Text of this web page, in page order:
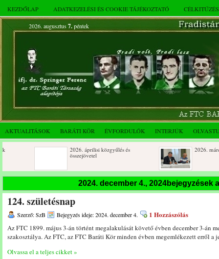
KEZDŐLAP ADATKEZELÉSI ÉS COOKIE TÁJÉKOZTATÓ
2026. augusztus 7.péntek
AKTUALITÁSOK BARÁTI KÖR ÉVFORDULÓK INTERJÚK
2026. áprilisi közgyűlés és
2026. márciusi
Születésnapi koszorúzások
Rendkívüli közgyűlés
novemberi
Az FTC Baráti Kör 2025. októberi
összejövetel
2024. december 4., 2024bejegyzések
124. születésnap
Szerző: SzB Bejegyzés ideje: 2024. december 4. 1 Hozzászólás
Az FTC 1899. május 3-án történt megalakulását követő évben december 3-án
szakosztálya. Az FTC, az FTC Baráti Kör minden évben megemlékezett erről a
Olvassa el a teljes cikket »